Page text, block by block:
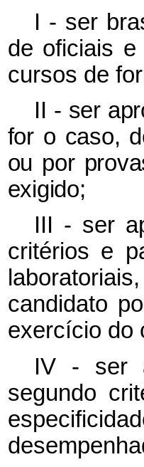
I - ser
de oficiais
cursos de
II - ser
for o caso,
ou por
exigido;
III - ser
critérios e
candidato
exercício do
IV - ser
segundo